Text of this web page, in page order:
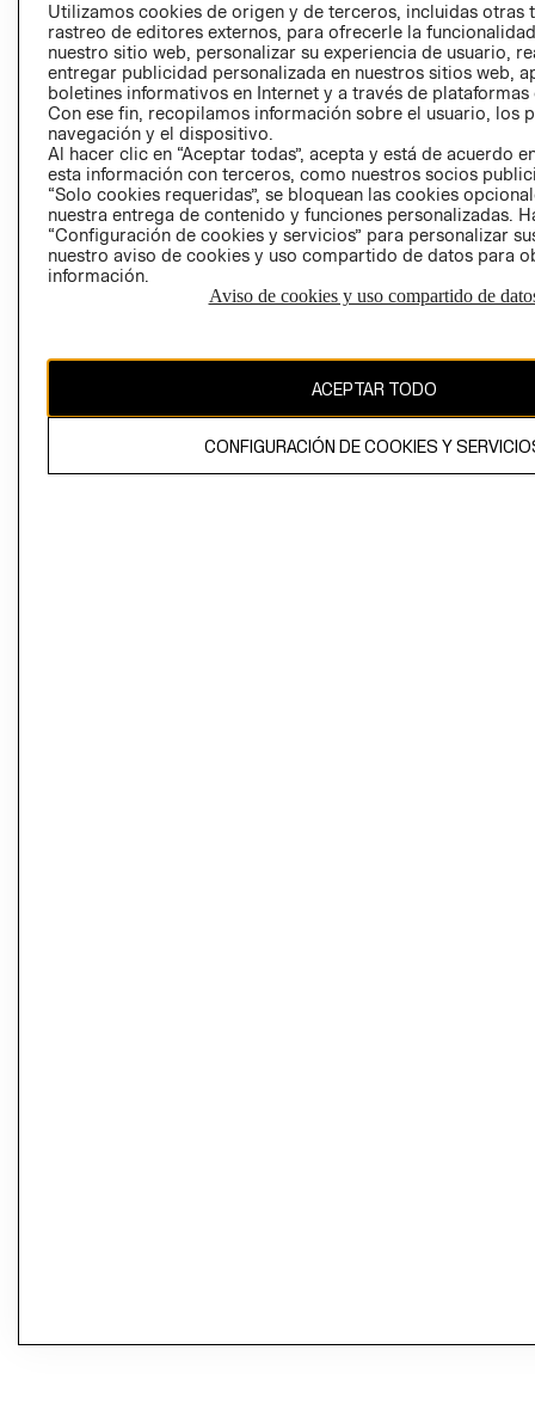
AVISO DE
PRIVACIDAD
GIFT CARD
AVISO DE
propiedad de H&M Hennes & Mauritz AB
Utilizamos cookies de origen y de terceros, incluidas otras
rastreo de editores externos, para ofrecerle la
nuestro sitio web, personalizar su experiencia de usuario,
entregar publicidad personalizada en nuestros sitios web,
boletines informativos en Internet y a través de plataformas
Con ese fin, recopilamos información sobre el usuario, los
navegación y el dispositivo.
Al hacer clic en “Aceptar todas”, acepta y está de acuerdo
esta información con terceros, como nuestros socios
“Solo cookies requeridas”, se bloquean las cookies
nuestra entrega de contenido y funciones personalizadas.
“Configuración de cookies y servicios” para personalizar
nuestro aviso de cookies y uso compartido de datos para
información.
Aviso de cookies y uso compartido de
ACEPTAR TODO
CONFIGURACIÓN DE COOKIES Y